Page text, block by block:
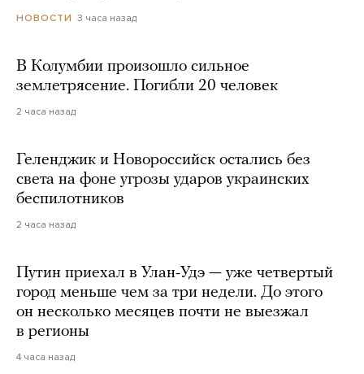
НОВОСТИ 3 часа назад
В Колумбии произошло сильное
землетрясение. Погибли 20 человек
2 часа назад
Геленджик и Новороссийск остались без
света на фоне угрозы ударов украинских
беспилотников
2 часа назад
Путин приехал в Улан-Удэ — уже четвертый
город меньше чем за три недели. До этого
он несколько месяцев почти не выезжал
в регионы
4 часа назад